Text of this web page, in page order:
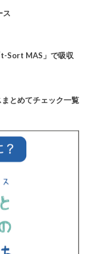
ス
t-Sort MAS」で吸収
とめてチェック一覧